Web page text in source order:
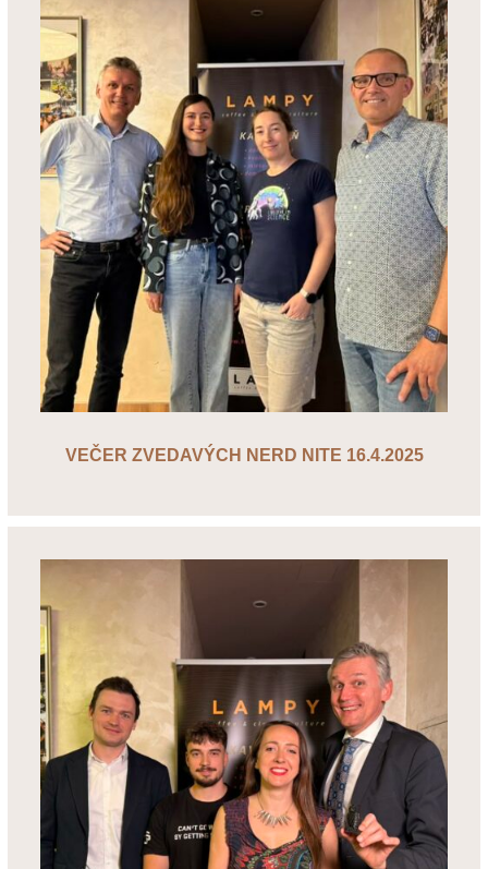
VEČER ZVEDAVÝCH NERD NITE 16.4.2025